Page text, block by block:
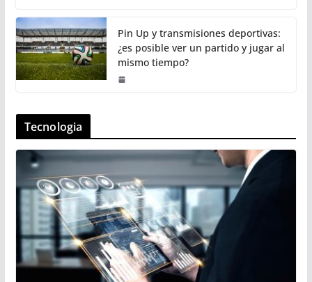
Pin Up y transmisiones deportivas:
¿es posible ver un partido y jugar al
mismo tiempo?
Tecnologia